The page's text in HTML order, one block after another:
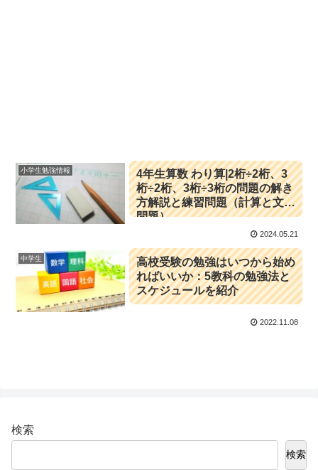
小学生勉強情報
4年生算数 わり算|2桁÷2桁、3
桁÷2桁、3桁÷3桁の問題の解き
方解説と練習問題（計算と文章
問題）
2024.05.21
中学生
高校受験の勉強はいつから始め
ればいいか：5教科の勉強法と
スケジュールを紹介
2022.11.08
検索
検索